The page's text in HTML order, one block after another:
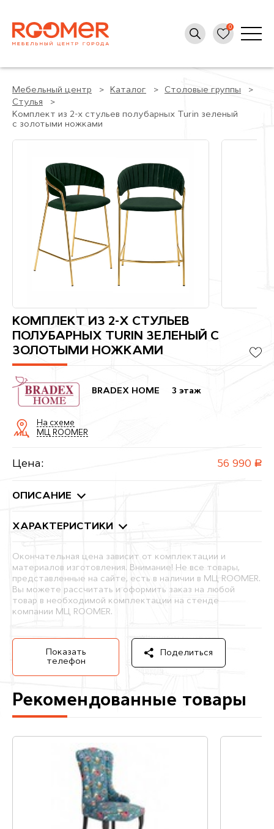
Мебельный центр Каталог
Столовые группы
Стулья
Комплект из 2-х стульев полубарных Turin зеленый
с золотыми ножками
КОМПЛЕКТ ИЗ 2-Х СТУЛЬЕВ
ПОЛУБАРНЫХ TURIN ЗЕЛЕНЫЙ С
ЗОЛОТЫМИ НОЖКАМИ
BRADEX HOME 3 этаж
На схеме
МЦ ROOMER
Цена: 56 990 руб.
ОПИСАНИЕ
ХАРАКТЕРИСТИКИ
Окончательная цена зависит от комплектации и
материалов изготовления. Внимание! Не все товары,
представленные на сайте, есть в наличии в МЦ ROOMER.
Вы можете рассчитать и оформить заказ на любой
товар в необходимой комплектации на стенде
компании МЦ ROOMER.
Показать
телефон
Поделиться
Рекомендованные товары